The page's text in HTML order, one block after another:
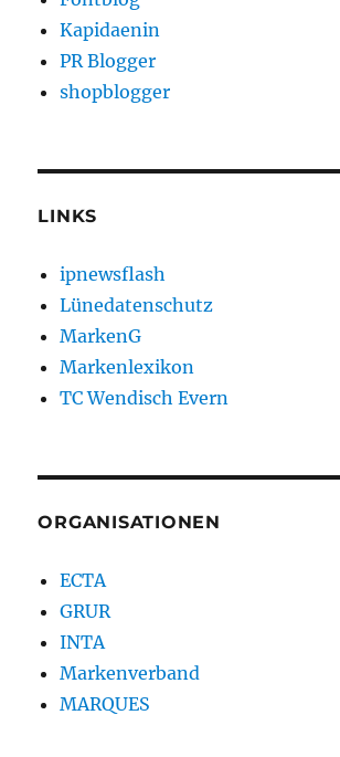
Kapidaenin
PR Blogger
shopblogger
LINKS
ipnewsflash
Lünedatenschutz
MarkenG
Markenlexikon
TC Wendisch Evern
ORGANISATIONEN
ECTA
GRUR
INTA
Markenverband
MARQUES